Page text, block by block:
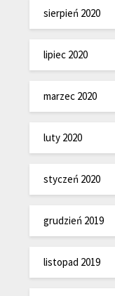
sierpień 2020
lipiec 2020
marzec 2020
luty 2020
styczeń 2020
grudzień 2019
listopad 2019